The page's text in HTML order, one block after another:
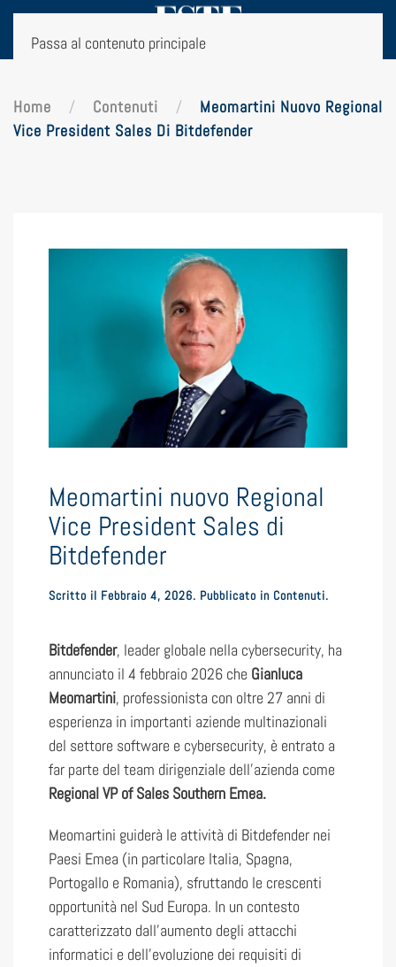
Passa al contenuto principale
Home Contenuti
Meomartini Nuovo Regional
Vice President Sales Di Bitdefender
Meomartini nuovo Regional
Vice President Sales di
Bitdefender
Scritto il Febbraio 4, 2026. Pubblicato in Contenuti.
Bitdefender, leader globale nella cybersecurity, ha
annunciato il 4 febbraio 2026 che Gianluca
Meomartini, professionista con oltre 27 anni di
esperienza in importanti aziende multinazionali
del settore software e cybersecurity, è entrato a
far parte del team dirigenziale dell’azienda come
Regional VP of Sales Southern Emea.
Meomartini guiderà le attività di Bitdefender nei
Paesi Emea (in particolare Italia, Spagna,
Portogallo e Romania), sfruttando le crescenti
opportunità nel Sud Europa. In un contesto
caratterizzato dall’aumento degli attacchi
informatici e dell’evoluzione dei requisiti di